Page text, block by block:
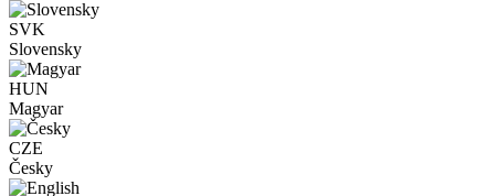
SVK
Slovensky
HUN
Magyar
CZE
Česky